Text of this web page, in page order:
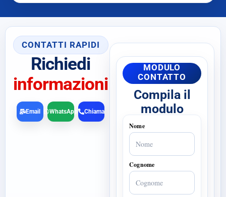
CONTATTI RAPIDI
Richiedi
informazioni
Chiama
Email WhatsApp
MODULO
CONTATTO
Compila il
modulo
Nome
Cognome